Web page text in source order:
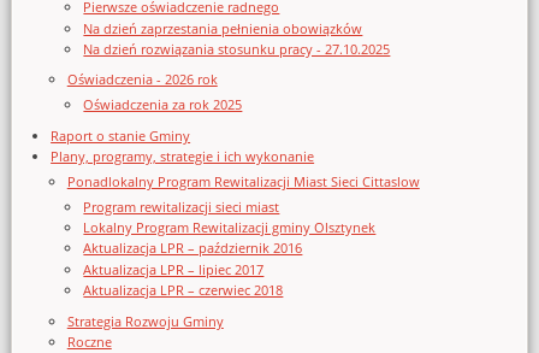
Pierwsze oświadczenie radnego
Na dzień zaprzestania pełnienia obowiązków
Na dzień rozwiązania stosunku pracy - 27.10.2025
Oświadczenia - 2026 rok
Oświadczenia za rok 2025
Raport o stanie Gminy
Plany, programy, strategie i ich wykonanie
Ponadlokalny Program Rewitalizacji Miast Sieci Cittaslow
Program rewitalizacji sieci miast
Lokalny Program Rewitalizacji gminy Olsztynek
Aktualizacja LPR – październik 2016
Aktualizacja LPR – lipiec 2017
Aktualizacja LPR – czerwiec 2018
Strategia Rozwoju Gminy
Roczne